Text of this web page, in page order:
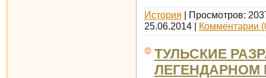
История | Просмотров:
25.06.2014 | Комментарии
ТУЛЬСКИЕ
ЛЕГЕНДАРНОМ